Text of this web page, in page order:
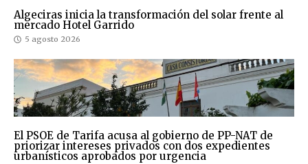
Algeciras inicia la transformación del solar frente al
mercado Hotel Garrido
5 agosto 2026
El PSOE de Tarifa acusa al gobierno de PP-NAT de
priorizar intereses privados con dos expedientes
urbanísticos aprobados por urgencia